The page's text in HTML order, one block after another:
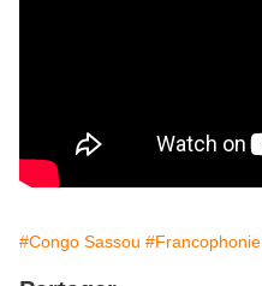
#Congo Sassou #Francophonie